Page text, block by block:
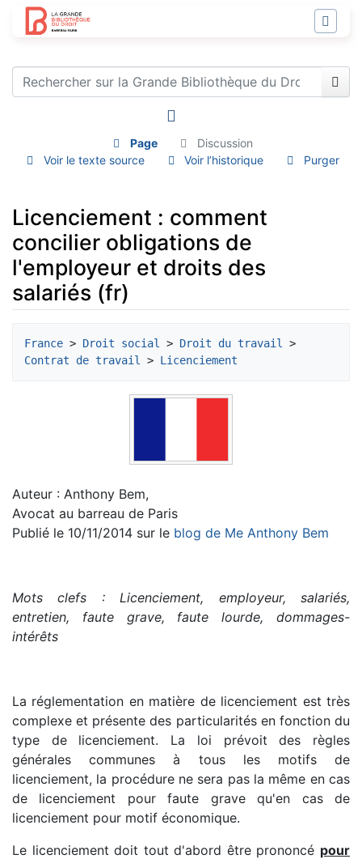
Page
Discussion
Voir le texte source
Voir l’historique Purger
Licenciement : comment
concilier obligations de
l'employeur et droits des
salariés (fr)
France > Droit social > Droit du travail
Contrat de travail
> Licenciement
Auteur : Anthony Bem,
Avocat au barreau de Paris
Publié le 10/11/2014 sur le blog de Me Anthony Bem
Mots clefs : Licenciement, employeur, salariés,
entretien, faute grave, faute lourde, dommages-
intérêts
La réglementation en matière de licenciement est très
complexe et présente des particularités en fonction du
type de licenciement. La loi prévoit des règles
générales communes à tous les motifs de
licenciement, la procédure ne sera pas la même en cas
de licenciement pour faute grave qu'en cas de
licenciement pour motif économique.
Le licenciement doit tout d'abord être prononcé pour